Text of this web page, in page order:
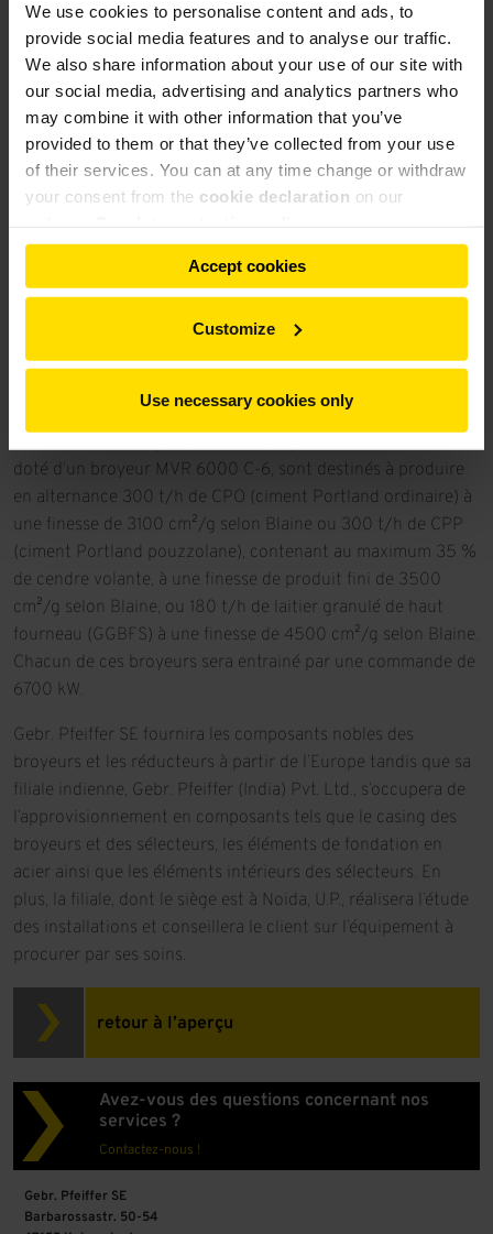
We use cookies to personalise content and ads, to
provide social media features and to analyse our traffic.
We also share information about your use of our site with
our social media, advertising and analytics partners who
may combine it with other information that you’ve
provided to them or that they’ve collected from your use
of their services. You can at any time change or withdraw
your consent from the cookie declaration on our
Accept cookies
Customize
Use necessary cookies only
client auparavant, ce système permet de réaliser des
économies d’énergie électrique significatives. De plus, le haut
degré de fiabilité des broyeurs Pfeiffer était un facteur
important dans la décision d’achat du client
doté d’un broyeur MVR 6000 C-6, sont destinés à produire
en alternance 300 t/h de CPO (ciment Portland ordinaire) à
une finesse de 3100 cm²/g selon Blaine ou 300 t/h de CPP
(ciment Portland pouzzolane), contenant au maximum 35 %
de cendre volante, à une finesse de produit fini de 3500
cm²/g selon Blaine, ou 180 t/h de laitier granulé de haut
fourneau (GGBFS) à une finesse de 4500 cm²/g selon Blaine.
Chacun de ces broyeurs sera entrainé par une commande de
6700 kW.
Gebr. Pfeiffer SE fournira les composants nobles des
broyeurs et les réducteurs à partir de l’Europe tandis que sa
filiale indienne, Gebr. Pfeiffer (India) Pvt. Ltd., s’occupera de
l’approvisionnement en composants tels que le casing des
broyeurs et des sélecteurs, les éléments de fondation en
acier ainsi que les éléments intérieurs des sélecteurs. En
plus, la filiale, dont le siège est à Noida, U.P., réalisera l’étude
des installations et conseillera le client sur l’équipement à
procurer par ses soins.
retour à l’aperçu
Avez-vous des questions concernant nos
services ?
Contactez-nous !
Gebr. Pfeiffer SE
Barbarossastr. 50-54